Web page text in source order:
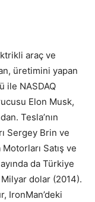
araç ve
üretimini yapan
ile NASDAQ
Elon Musk,
Tesla’nın
Sergey Brin ve
Satış ve
da Türkiye
dolar (2014).
IronMan’deki